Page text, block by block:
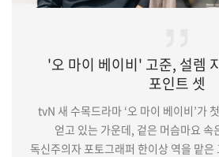
'오 마이 베이비' 고준, 설렘
포인트 셋
tvN 새 수목드라마 ‘오 마이 베이비’가
얻고 있는 가운데, 겉은 머슴마요 속
독신주의자 포토그래퍼 한이상 역을 맡